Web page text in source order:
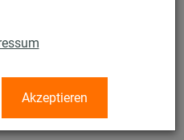
Akzeptieren
Typ H, M, T
Typ H, Iso 9,5-16 mm,